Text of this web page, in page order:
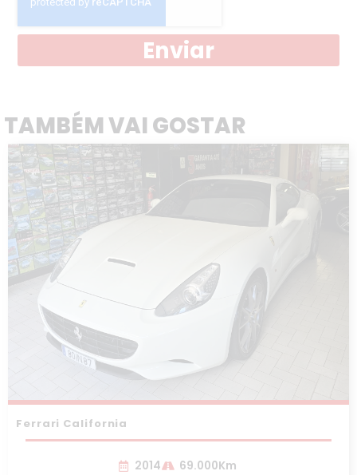
Enviar
TAMBÉM VAI GOSTAR
Ferrari California
2014
69.000Km